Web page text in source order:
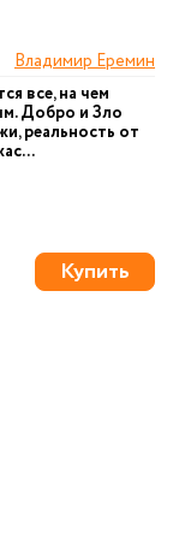
Владимир Еремин
все, на чем
Добро и Зло
реальность от
Купить